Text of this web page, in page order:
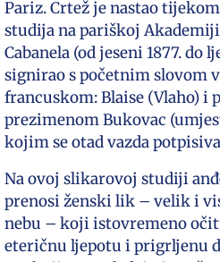
Pariz. Crtež je nastao
studija na pariškoj
Cabanela (od jeseni 1877. do
signirao s početnim slovom
francuskom: Blaise (Vlaho) i
prezimenom Bukovac
kojim se otad vazda
Na ovoj slikarovoj studiji
prenosi ženski lik – velik i
nebu – koji istovremeno
eteričnu ljepotu i prigrljenu